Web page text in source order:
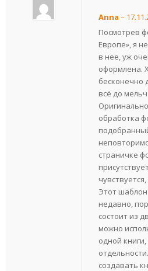
Anna –
Посмотрев
Европе», я
в нее, уж
оформлена.
бесконечно
всё до
обработка
страничке
Этот
недавно,
состоит из
можно
одной
создавать